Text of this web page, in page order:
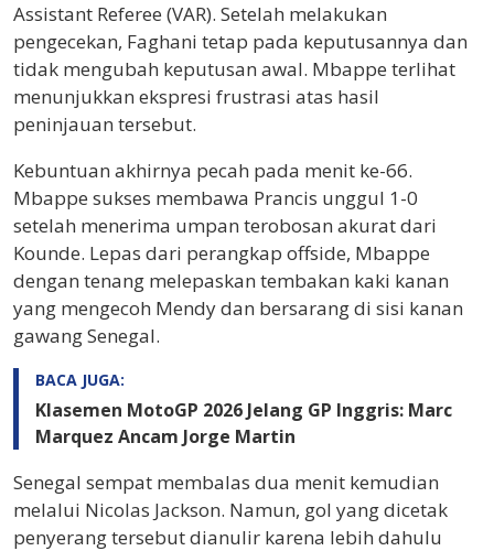
Assistant Referee (VAR). Setelah melakukan
pengecekan, Faghani tetap pada keputusannya dan
tidak mengubah keputusan awal. Mbappe terlihat
menunjukkan ekspresi frustrasi atas hasil
peninjauan tersebut.
Kebuntuan akhirnya pecah pada menit ke-66.
Mbappe sukses membawa Prancis unggul 1-0
setelah menerima umpan terobosan akurat dari
Kounde. Lepas dari perangkap offside, Mbappe
dengan tenang melepaskan tembakan kaki kanan
yang mengecoh Mendy dan bersarang di sisi kanan
gawang Senegal.
BACA JUGA:
Klasemen MotoGP 2026 Jelang GP Inggris: Marc
Marquez Ancam Jorge Martin
Senegal sempat membalas dua menit kemudian
melalui Nicolas Jackson. Namun, gol yang dicetak
penyerang tersebut dianulir karena lebih dahulu